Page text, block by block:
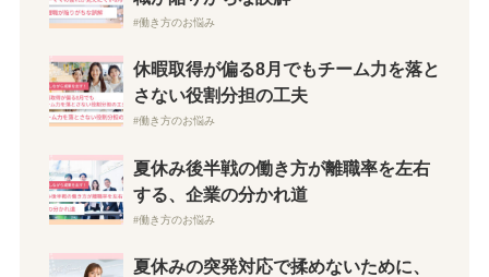
働き方のお悩み
休暇取得が偏る8月でもチーム力を落と
さない役割分担の工夫
働き方のお悩み
夏休み後半戦の働き方が離職率を左右
する、企業の分かれ道
働き方のお悩み
夏休みの突発対応で揉めないために、